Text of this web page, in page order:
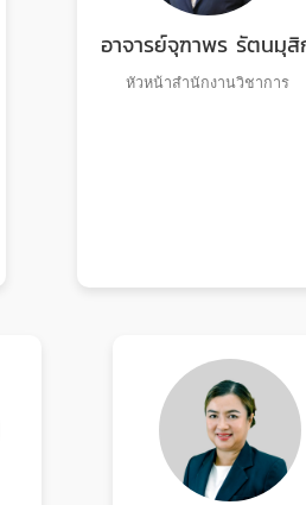
อาจารย์จุฑาพร รัตนมุ
หัวหน้าสำนักงานวิชาการ